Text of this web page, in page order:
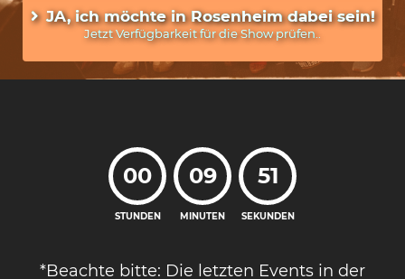
JA, ich möchte in Rosenheim dabei sein!
Jetzt Verfügbarkeit für die Show prüfen..
00
STUNDEN
09
MINUTEN
50
SEKUNDEN
*Beachte bitte: Die letzten Events in der